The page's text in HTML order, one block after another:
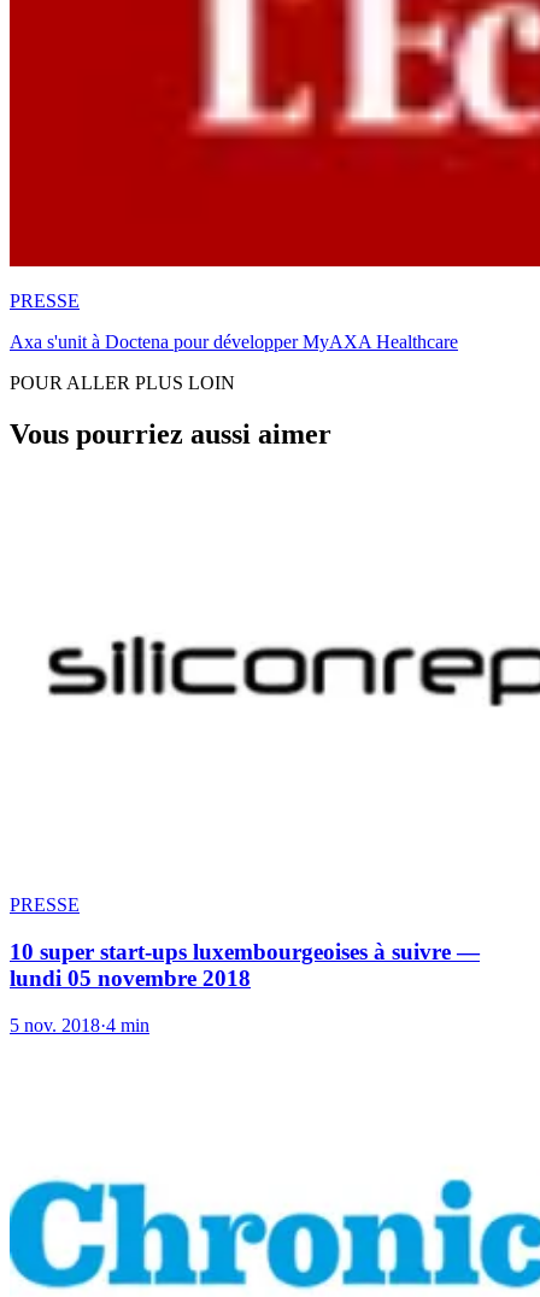
PRESSE
Axa s'unit à Doctena pour développer MyAXA Healthcare
POUR ALLER PLUS LOIN
Vous pourriez aussi aimer
PRESSE
10 super start-ups luxembourgeoises à suivre —
lundi 05 novembre 2018
5 nov. 2018·4 min